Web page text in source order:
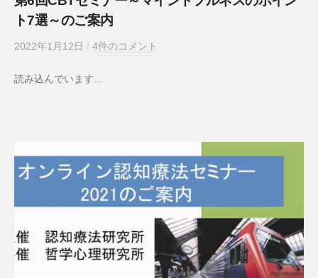
ト7選～のご案内
2022年1月12日 b
若
公
心
師
／
/ 4件のコメント
読み込んでいます…